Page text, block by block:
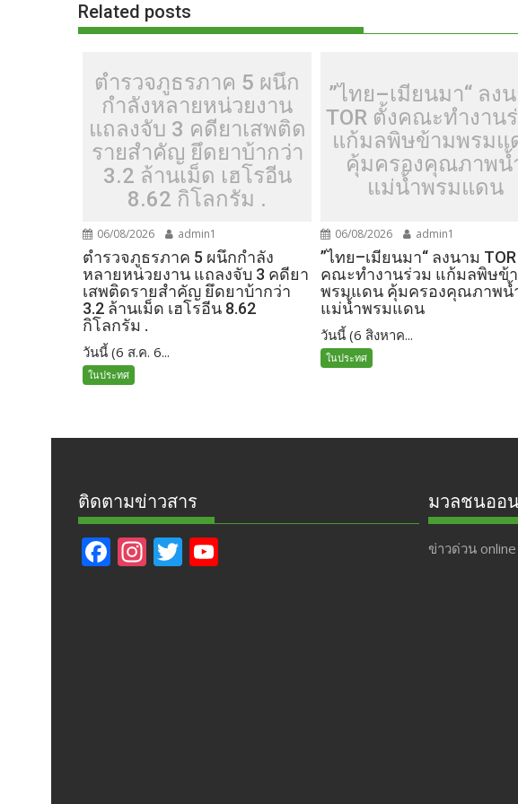
o
k k
Related posts
ตำรวจภูธรภาค 5 ผนึก
กำลังหลายหน่วยงาน
แถลงจับ 3 คดียาเสพติด
รายสำคัญ ยึดยาบ้ากว่า
3.2 ล้านเม็ด เฮโรอีน
8.62 กิโลกรัม .
06/08/2026 admin1
ตำรวจภูธรภาค 5 ผนึกกำลัง
หลายหน่วยงาน แถลงจับ 3 คดียา
เสพติดรายสำคัญ ยึดยาบ้ากว่า
3.2 ล้านเม็ด เฮโรอีน 8.62
กิโลกรัม .
วันนี้ (6 ส.ค. 6...
ในประทศ
”ไทย–เมียนมา“ ลง
TOR ตั้งคณะทำงาน
แก้มลพิษข้ามพรมแ
คุ้มครองคุณภาพน้
แม่น้ำพรมแดน
06/08/2026 admin1
”ไทย–เมียนมา“ ลงนาม
คณะทำงานร่วม แก้มลพิษข้
พรมแดน คุ้มครองคุณภาพน้
แม่น้ำพรมแดน
วันนี้ (6 สิงหาค...
ในประทศ
ติดตามข่าวสาร
F
ac
In
st
T
w
มวลชนออ
ข่าวด่วน online